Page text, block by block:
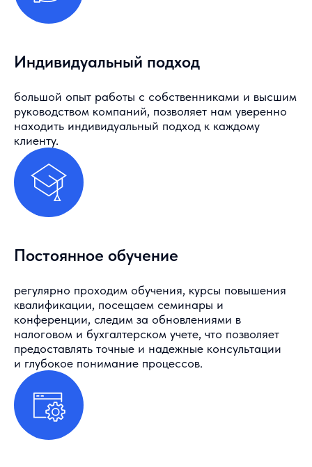
Индивидуальный подход
большой опыт работы с собственниками и высшим
руководством компаний, позволяет нам уверенно
находить индивидуальный подход к каждому
клиенту.
Постоянное обучение
регулярно проходим обучения, курсы повышения
квалификации, посещаем семинары и
конференции, следим за обновлениями в
налоговом и бухгалтерском учете, что позволяет
предоставлять точные и надежные консультации
и глубокое понимание процессов.